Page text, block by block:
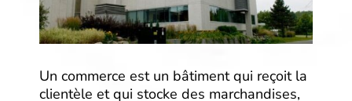
Un commerce est un bâtiment qui reçoit la
clientèle et qui stocke des marchandises,